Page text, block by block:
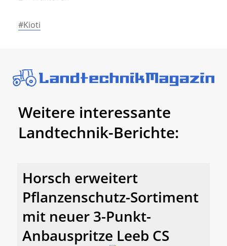
#Kioti
Weitere interessante
Landtechnik-Berichte:
Horsch erweitert
Pflanzenschutz-Sortiment
mit neuer 3-Punkt-
Anbauspritze Leeb CS